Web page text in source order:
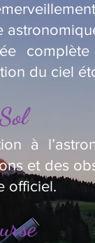
du ciel
à
et des
officiel.